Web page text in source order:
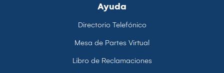
Ayuda
Directorio Telefónico
Mesa de Partes Virtual
Libro de Reclamaciones